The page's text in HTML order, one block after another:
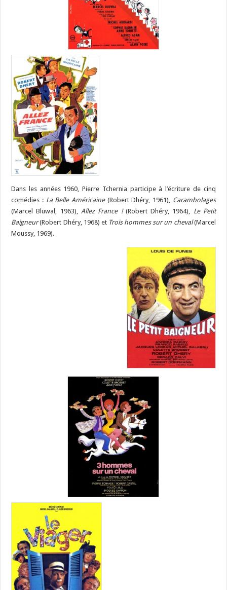
Dans les années 1960, Pierre Tchernia participe à l’écriture de cinq
comédies : La Belle Américaine(Robert Dhéry, 1961), Carambolages
(Marcel Bluwal, 1963), Allez France !(Robert Dhéry, 1964), Le Petit
Baigneur(Robert Dhéry, 1968) et Trois hommes sur un cheval(Marcel
Moussy, 1969).